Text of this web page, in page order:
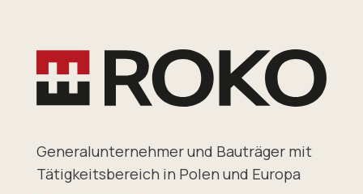
Generalunternehmer und Bauträger mit
Tätigkeitsbereich in Polen und Europa